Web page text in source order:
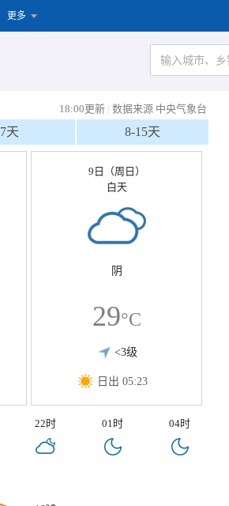
更多
18:00更新 | 数据来源 中央气象台
7天 8-15天
9日（周日）
白天
阴
29°C
<3级
日出 05:23
22时 01时 04时